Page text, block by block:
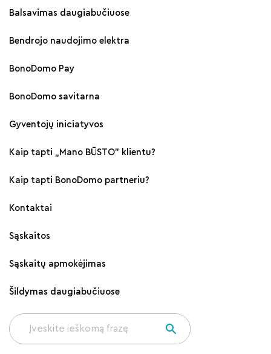
Balsavimas daugiabučiuose
Bendrojo naudojimo elektra
BonoDomo Pay
BonoDomo savitarna
Gyventojų iniciatyvos
Kaip tapti „Mano BŪSTO" klientu?
Kaip tapti BonoDomo partneriu?
Kontaktai
Sąskaitos
Sąskaitų apmokėjimas
Šildymas daugiabučiuose